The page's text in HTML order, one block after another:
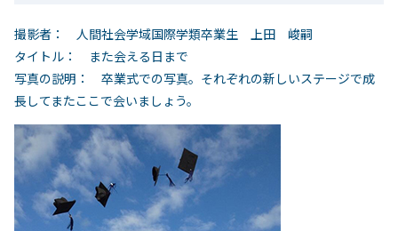
撮影者： 人間社会学域国際学類卒業生 上田 峻嗣
タイトル： また会える日まで
写真の説明： 卒業式での写真。それぞれの新しいステージで成
長してまたここで会いましょう。